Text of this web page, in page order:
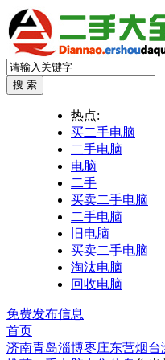
热点:
买二手电脑
二手电脑
电脑
二手
买卖二手电脑
二手电脑
旧电脑
买卖二手电脑
淘汰电脑
回收电脑
免费发布信息
首页
济南青岛淄博枣庄东营烟台